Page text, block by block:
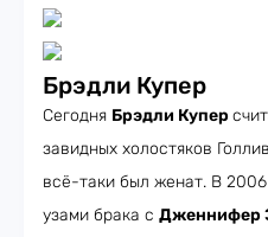
Брэдли Купер
Сегодня Брэдли Купер
завидных холостяков
всё-таки был женат. В 2006
узами брака с Дженнифер